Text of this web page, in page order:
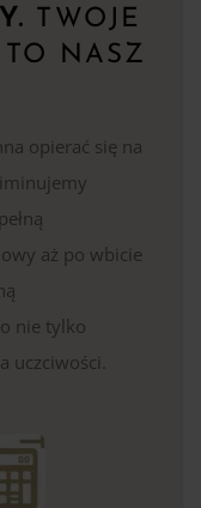
TWOJE
NASZ
opierać się na
aż po wbicie
nie tylko
uczciwości.